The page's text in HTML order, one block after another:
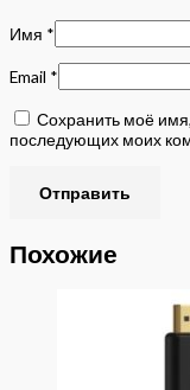
Имя *
Email *
Сохранить моё
последующих моих
Похожие